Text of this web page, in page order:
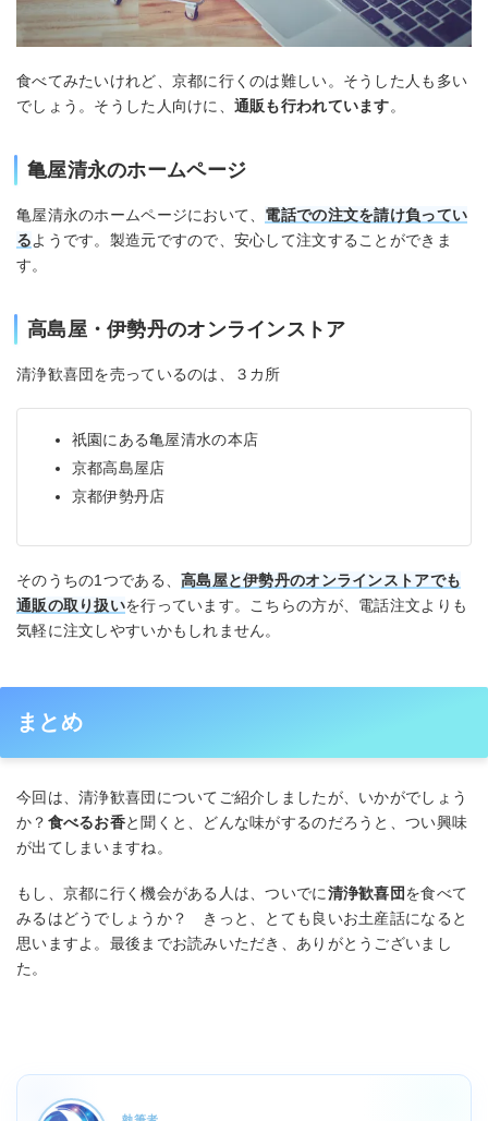
食べてみたいけれど、京都に行くのは難しい。そうした人も多い
でしょう。そうした人向けに、 通販も行われています。
亀屋清永のホームページ
亀屋清永のホームページにおいて、 電話での注文を請け負ってい
るようです。製造元ですので、安心して注文することができま
す。
高島屋・伊勢丹のオンラインストア
清浄歓喜団を売っているのは、３カ所
祇園にある亀屋清水の本店
京都高島屋店
京都伊勢丹店
そのうちの1つである、高島屋と伊勢丹のオンラインストアでも
通販の取り扱いを行っています。こちらの方が、電話注文よりも
気軽に注文しやすいかもしれません。
まとめ
今回は、清浄歓喜団についてご紹介しましたが、いかがでしょう
か？ 食べるお香と聞くと、どんな味がするのだろうと、つい興味
が出てしまいますね。
もし、京都に行く機会がある人は、ついでに清浄歓喜団を食べて
みるはどうでしょうか？ きっと、とても良いお土産話になると
思いますよ。最後までお読みいただき、ありがとうございまし
た。